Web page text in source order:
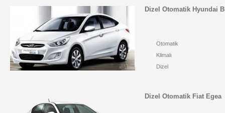
Dizel Otomatik Hyundai
Otomatik
Klimalı
Dizel
Dizel Otomatik Fiat Egea